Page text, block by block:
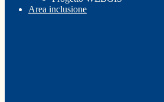
Area inclusione